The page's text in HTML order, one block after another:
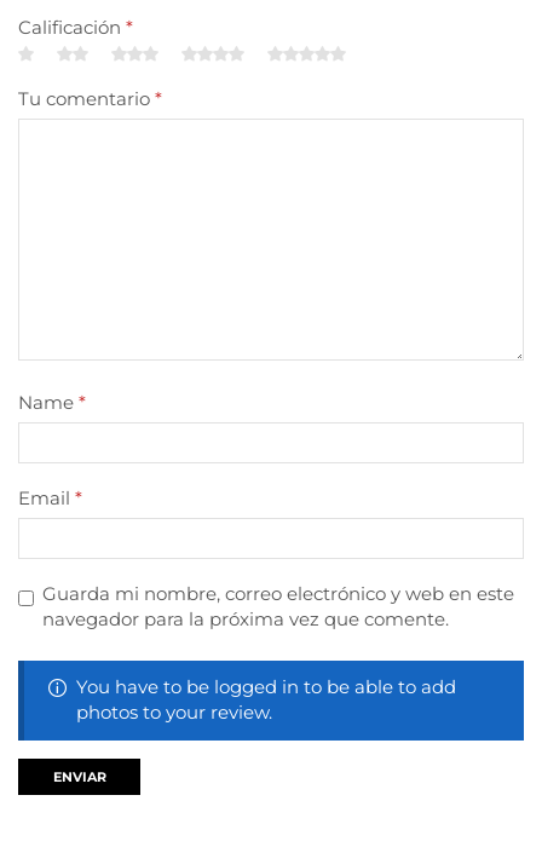
Calificación *
Tu comentario *
Name *
Email *
Guarda mi nombre, correo electrónico y web en este
navegador para la próxima vez que comente.
You have to be logged in to be able to add
photos to your review.